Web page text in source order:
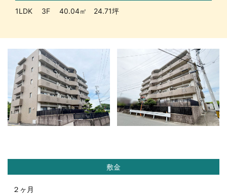
1LDK 3F 40.04㎡ 24.71坪
敷金
２ヶ月